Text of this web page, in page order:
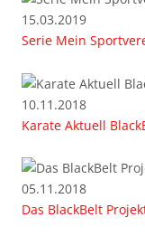
15.03.2019
Serie Mein
10.11.2018
Karate Aktuell
05.11.2018
Das BlackBelt